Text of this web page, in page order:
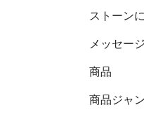
ストーン
メッセージ
商品
商品ジャ